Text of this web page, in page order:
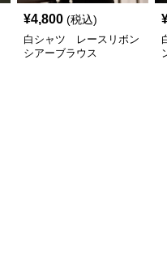
¥4,800 (税込)
白シャツ レースリボン
シアーブラウス